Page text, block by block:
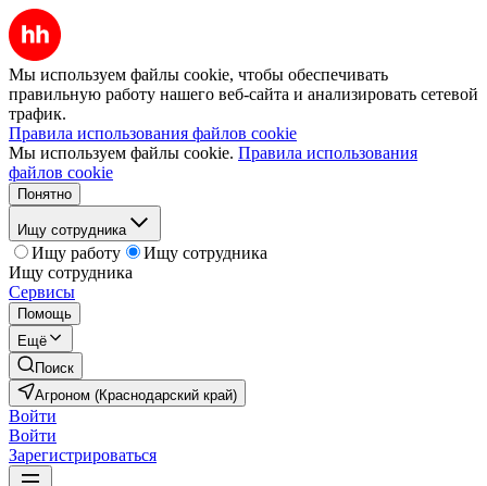
Мы используем файлы cookie, чтобы обеспечивать
правильную работу нашего веб-сайта и анализировать сетевой
трафик.
Правила использования файлов cookie
Мы используем файлы cookie. Правила использования
файлов cookie
Понятно
Ищу сотрудника
Ищу работу
Ищу сотрудника
Ищу сотрудника
Сервисы
Помощь
Ещё
Поиск
Агроном (Краснодарский край)
Войти
Войти
Зарегистрироваться